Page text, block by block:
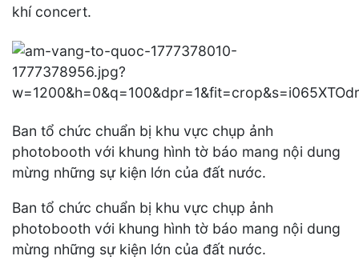
khí concert.
Ban tổ chức chuẩn bị khu vực chụp ảnh
photobooth với khung hình tờ báo mang nội dung
mừng những sự kiện lớn của đất nước.
Ban tổ chức chuẩn bị khu vực chụp ảnh
photobooth với khung hình tờ báo mang nội dung
mừng những sự kiện lớn của đất nước.